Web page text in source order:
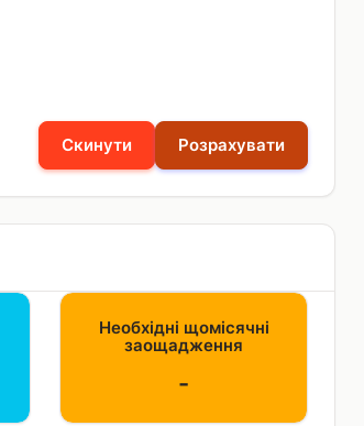
Скинути Розрахувати
Необхідні щомісячні
заощадження
-